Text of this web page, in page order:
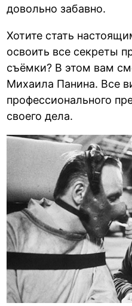
довольно забавно.
Хотите стать
освоить все секреты
съёмки? В этом вам
Михаила Панина. Все
профессионального
своего дела.